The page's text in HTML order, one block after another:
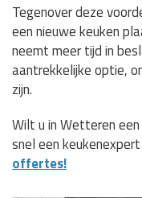
Tegenover deze
een nieuwe keuken
neemt meer tijd in
aantrekkelijke optie,
zijn.
Wilt u in Wetteren
snel een
offertes!